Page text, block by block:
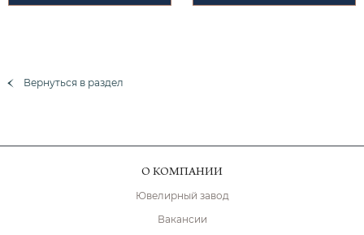
Вернуться в раздел
О КОМПАНИИ
Ювелирный завод
Вакансии